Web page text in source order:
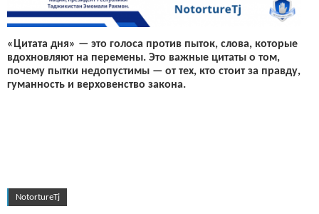
«Цитата дня» — это голоса против пыток, слова, которые
вдохновляют на перемены. Это важные цитаты о том,
почему пытки недопустимы — от тех, кто стоит за правду,
гуманность и верховенство закона.
NotortureTj